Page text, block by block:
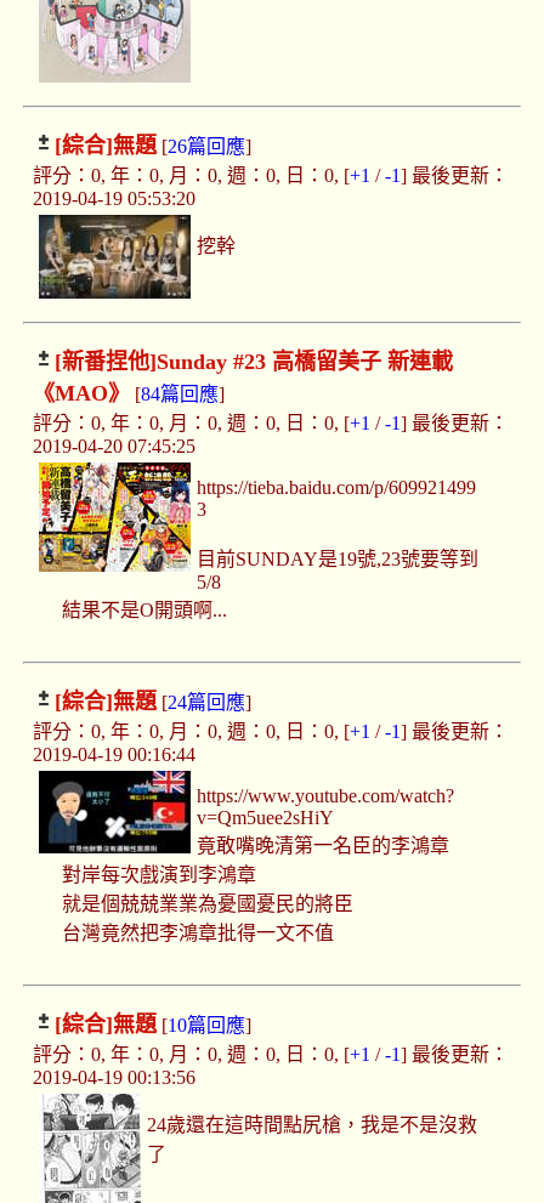
[綜合]無題[26篇回應]
評分：0, 年：0, 月：0, 週：0, 日：0, [+1 /-1] 最後更新：
2019-04-19 05:53:20
挖幹
[新番捏他]Sunday #23 高橋留美子 新連載
《MAO》
[84篇回應]
評分：0, 年：0, 月：0, 週：0, 日：0, [+1 /-1] 最後更新：
2019-04-20 07:45:25
https://tieba.baidu.com/p/609921499
3
目前SUNDAY是19號,23號要等到
5/8
結果不是O開頭啊...
[綜合]無題[24篇回應]
評分：0, 年：0, 月：0, 週：0, 日：0, [+1 /-1] 最後更新：
2019-04-19 00:16:44
https://www.youtube.com/watch?
v=Qm5uee2sHiY
竟敢嘴晚清第一名臣的李鴻章
對岸每次戲演到李鴻章
就是個兢兢業業為憂國憂民的將臣
台灣竟然把李鴻章批得一文不值
[綜合]無題[10篇回應]
評分：0, 年：0, 月：0, 週：0, 日：0, [+1 /-1] 最後更新：
2019-04-19 00:13:56
24歲還在這時間點尻槍，我是不是沒救
了